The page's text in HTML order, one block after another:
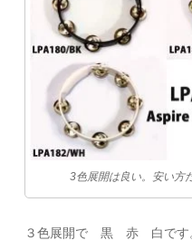
3色展開は良い。安い方
３色展開で 黒 赤 白です